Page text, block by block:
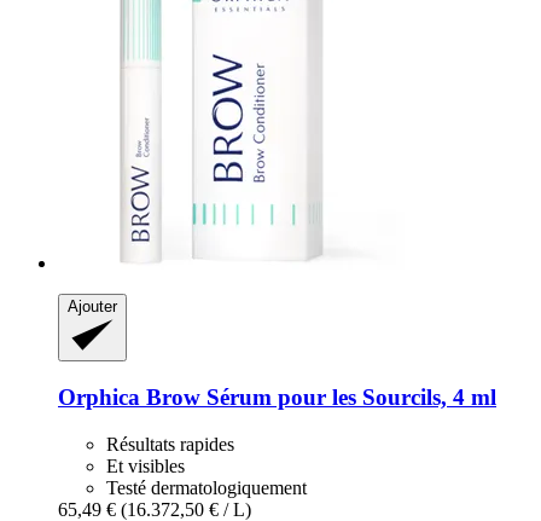
Ajouter
Orphica Brow Sérum pour les Sourcils, 4 ml
Résultats rapides
Et visibles
Testé dermatologiquement
65,49 € (16.372,50 € / L)